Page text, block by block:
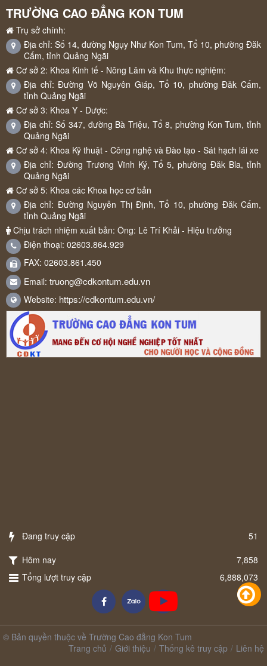
TRƯỜNG CAO ĐẲNG KON TUM
Trụ sở chính:
Địa chỉ: Số 14, đường Ngụy Như Kon Tum, Tổ 10, phường Đăk
Cấm, tỉnh Quảng Ngãi
Cơ sở 2: Khoa Kinh tế - Nông Lâm và Khu thực nghiệm:
Địa chỉ: Đường Võ Nguyên Giáp, Tổ 10, phường Đăk Cấm,
tỉnh Quảng Ngãi
Cơ sở 3: Khoa Y - Dược:
Địa chỉ: Số 347, đường Bà Triệu, Tổ 8, phường Kon Tum, tỉnh
Quảng Ngãi
Cơ sở 4: Khoa Kỹ thuật - Công nghệ và Đào tạo - Sát hạch lái xe
Địa chỉ: Đường Trương Vĩnh Ký, Tổ 5, phường Đăk Bla, tỉnh
Quảng Ngãi
Cơ sở 5: Khoa các Khoa học cơ bản
Địa chỉ: Đường Nguyễn Thị Định, Tổ 10, phường Đăk Cấm,
tỉnh Quảng Ngãi
Chịu trách nhiệm xuất bản: Ông: Lê Trí Khải - Hiệu trưởng
Điện thoại: 02603.864.929
FAX: 02603.861.450
Email: truong@cdkontum.edu.vn
Website: https://cdkontum.edu.vn/
Đang truy cập
51
Hôm nay
7,858
Tổng lượt truy cập
6,888,073
© Bản quyền thuộc về Trường Cao đẳng Kon Tum
Trang chủ
Giới thiệu Thống kê truy cập Liên hệ